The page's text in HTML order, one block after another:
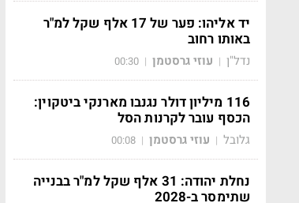
יד אליהו: פער של 17 אלף שקל למ"ר
באותו רחוב
נדל"ן | עוזי גרסטמן |
00:30
116 מיליון דולר נגנבו מארנקי ביטקוין:
הכסף עובר לקרנות הסל
גלובל | עוזי גרסטמן |
00:08
נחלת יהודה: 31 אלף שקל למ"ר בבנייה
שתימסר ב-2028